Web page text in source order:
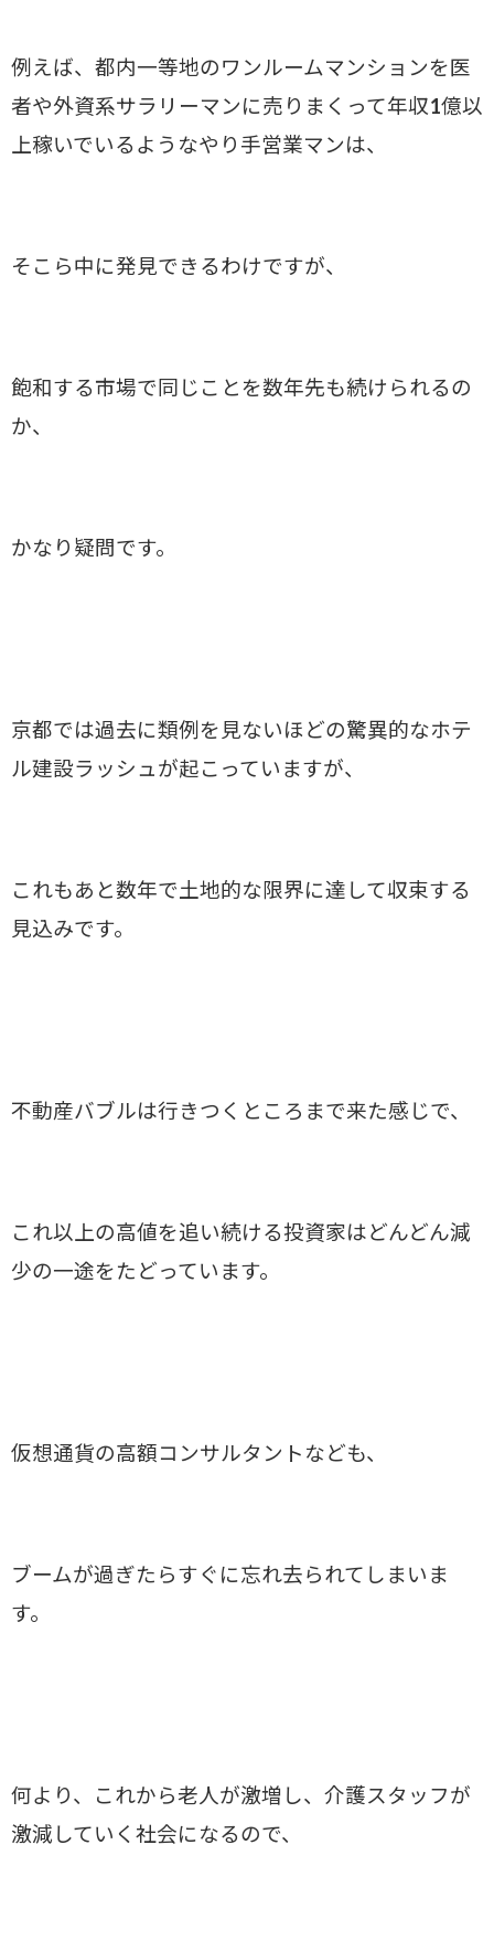
例えば、都内一等地のワンルームマンションを医
者や外資系サラリーマンに売りまくって年収1億以
上稼いでいるようなやり手営業マンは、
そこら中に発見できるわけですが、
飽和する市場で同じことを数年先も続けられるの
か、
かなり疑問です。
京都では過去に類例を見ないほどの驚異的なホテ
ル建設ラッシュが起こっていますが、
これもあと数年で土地的な限界に達して収束する
見込みです。
不動産バブルは行きつくところまで来た感じで、
これ以上の高値を追い続ける投資家はどんどん減
少の一途をたどっています。
仮想通貨の高額コンサルタントなども、
ブームが過ぎたらすぐに忘れ去られてしまいま
す。
何より、これから老人が激増し、介護スタッフが
激減していく社会になるので、